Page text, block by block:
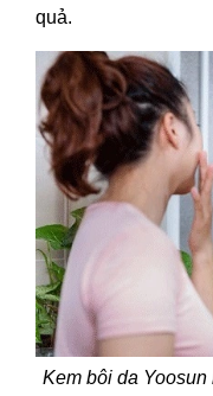
quả.
Kem bôi da